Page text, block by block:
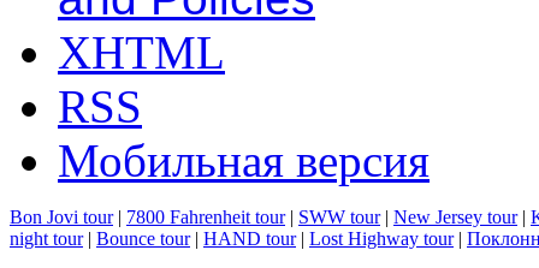
XHTML
RSS
Мобильная версия
Bon Jovi tour| 7800 Fahrenheit tour| SWW tour| New Jersey tour|
night tour| Bounce tour| HAND tour| Lost Highway tour|